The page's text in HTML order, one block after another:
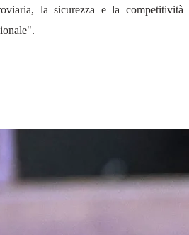
la sicurezza e la competitività